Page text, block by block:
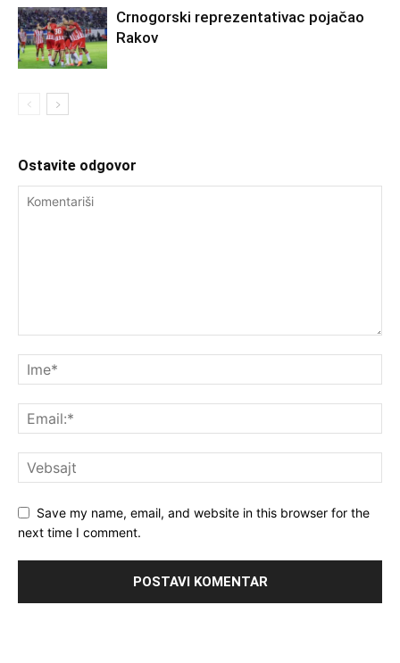
Crnogorski reprezentativac pojačao
Rakov
Ostavite odgovor
Save my name, email, and website in this browser for the
next time I comment.